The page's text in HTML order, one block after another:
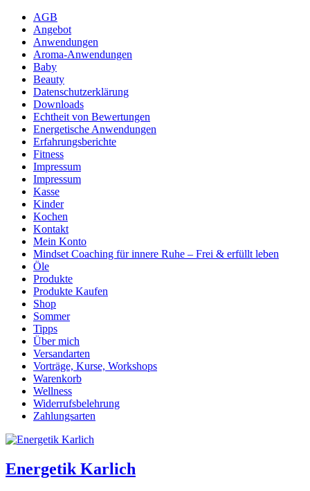
AGB
Angebot
Anwendungen
Aroma-Anwendungen
Baby
Beauty
Datenschutzerklärung
Downloads
Echtheit von Bewertungen
Energetische Anwendungen
Erfahrungsberichte
Fitness
Impressum
Impressum
Kasse
Kinder
Kochen
Kontakt
Mein Konto
Mindset Coaching für innere Ruhe – Frei & erfüllt leben
Öle
Produkte
Produkte Kaufen
Shop
Sommer
Tipps
Über mich
Versandarten
Vorträge, Kurse, Workshops
Warenkorb
Wellness
Widerrufsbelehrung
Zahlungsarten
Energetik Karlich